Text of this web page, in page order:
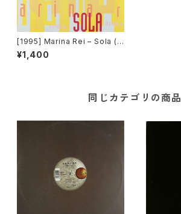
[1995] Marina Rei – Sola (H
ouse Mixes) [X-Energy Re
cords]
¥1,400
同じカテゴリの商品